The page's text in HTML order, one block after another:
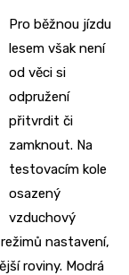
Pro běžnou jízdu
lesem však není
od věci si
odpružení
přitvrdit či
zamknout. Na
testovacím kole
osazený
vzduchový
nastavení,
roviny. Modrá